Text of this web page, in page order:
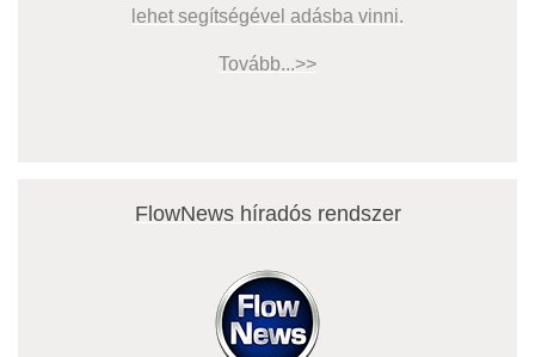
lehet segítségével adásba vinni.
Tovább...>>
FlowNews híradós rendszer